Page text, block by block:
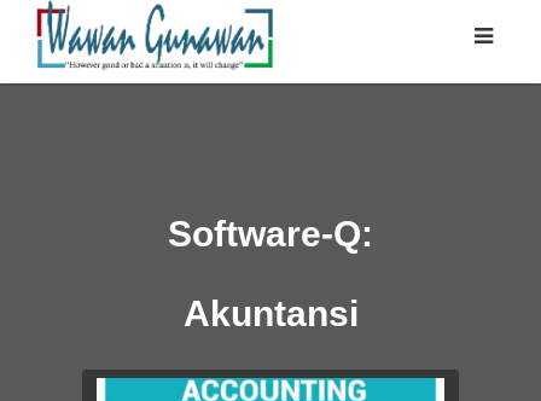
Software-Q:
Akuntansi